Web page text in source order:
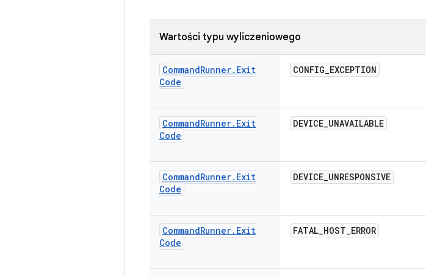
Wartości typu wyliczeniowego
CommandRunner. Exit
Code
CONFIG_EXCEPTION
CommandRunner. Exit
Code
DEVICE_UNAVAILABLE
CommandRunner. Exit
Code
DEVICE_UNRESPONSIVE
CommandRunner. Exit
Code
FATAL_HOST_ERROR